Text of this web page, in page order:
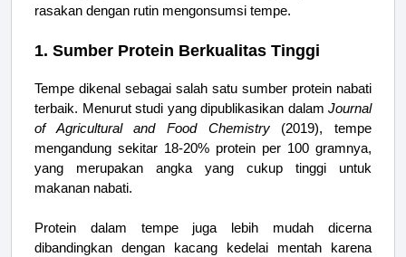
rasakan dengan rutin mengonsumsi tempe.
1. Sumber Protein Berkualitas Tinggi
Tempe dikenal sebagai salah satu sumber protein nabati
terbaik. Menurut studi yang dipublikasikan dalam Journal
of Agricultural and Food Chemistry(2019), tempe
mengandung sekitar 18-20% protein per 100 gramnya,
yang merupakan angka yang cukup tinggi untuk
makanan nabati.
Protein dalam tempe juga lebih mudah dicerna
dibandingkan dengan kacang kedelai mentah karena